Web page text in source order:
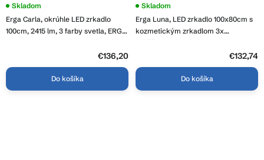
Erga Carla, okrúhle LED zrkadlo
100cm, 2415 lm, 3 farby svetla, ERG-
Priemerné
produktu
je
Skladom
€136,20
Do košíka
Erga Luna, LED zrkadlo 100x80cm s
kozmetickým zrkadlom 3x
zväčšenie, 2760 lm, 6500K,
predné/zadné osvetlenie, ERG-V01-
124-1080-00
Priemerné
produktu
je
Skladom
€132,74
Do košíka